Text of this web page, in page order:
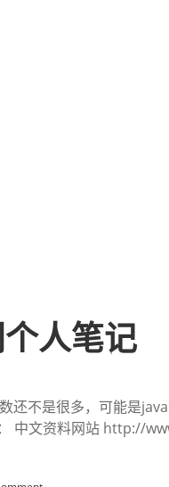
人笔记
还不是很多，可能是
中文资料网站 http://